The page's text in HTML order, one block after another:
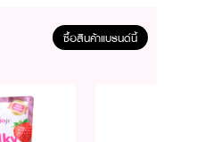
ซื้อสินค้าแบรนด์นี้